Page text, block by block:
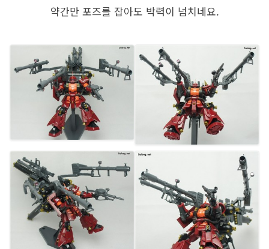
약간만 포즈를 잡아도 박력이 넘치네요.